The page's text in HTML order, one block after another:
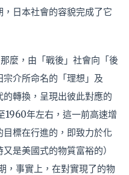
日本社會的容貌完成了它
麼，由「戰後」社會向「後
介所命名的「理想」及
的轉換，呈現出彼此對應的
1960年左右，這一前高速增
標在行進的，即致力於化
是美國式的物質富裕的）
，事實上，在對實現了的物